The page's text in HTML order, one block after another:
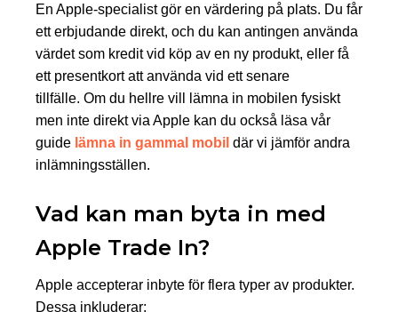
En Apple-specialist gör en värdering på plats. Du får
ett erbjudande direkt, och du kan antingen använda
värdet som kredit vid köp av en ny produkt, eller få
ett presentkort att använda vid ett senare
tillfälle. Om du hellre vill lämna in mobilen fysiskt
men inte direkt via Apple kan du också läsa vår
guide lämna in gammal mobil där vi jämför andra
inlämningsställen.
Vad kan man byta in med
Apple Trade In?
Apple accepterar inbyte för flera typer av produkter.
Dessa inkluderar: